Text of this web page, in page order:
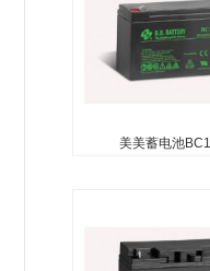
美美蓄电池
向使用（倒置使用除